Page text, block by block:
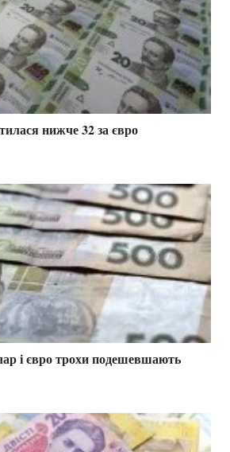
нижче 32 за євро
і євро трохи подешевшають